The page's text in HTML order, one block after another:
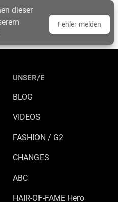
dieser
Fehler melden
UNSER/E
BLOG
VIDEOS
FASHION / G2
CHANGES
ABC
HAIR-OF-FAME Hero